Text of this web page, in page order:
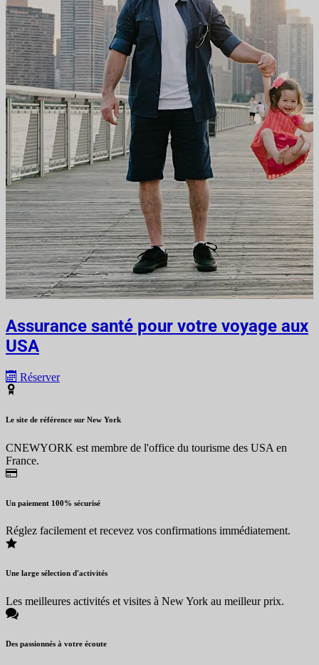
Assurance santé pour votre voyage aux
USA
Réserver
Le site de référence sur New York
CNEWYORK est membre de l'office du tourisme des USA en
France.
Un paiement 100% sécurisé
Réglez facilement et recevez vos confirmations immédiatement.
Une large sélection d'activités
Les meilleures activités et visites à New York au meilleur prix.
Des passionnés à votre écoute